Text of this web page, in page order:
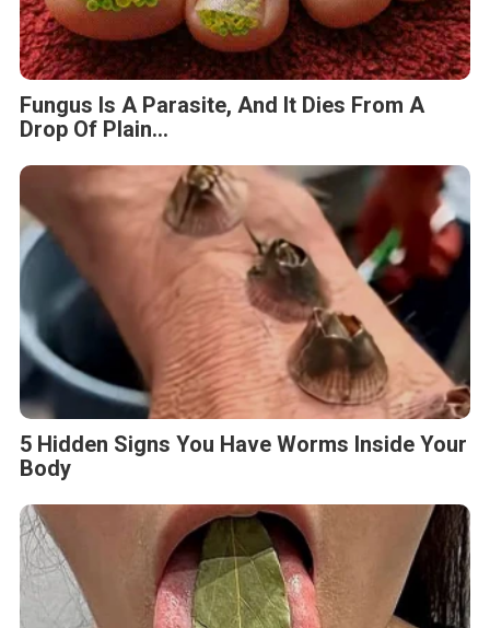
Fungus Is A Parasite, And It Dies From A
Drop Of Plain...
5 Hidden Signs You Have Worms Inside Your
Body